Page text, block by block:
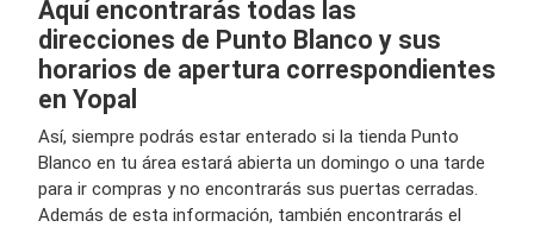
Aquí encontrarás todas las
direcciones de Punto Blanco y sus
horarios de apertura correspondientes
en Yopal
Así, siempre podrás estar enterado si la tienda Punto
Blanco en tu área estará abierta un domingo o una tarde
para ir compras y no encontrarás sus puertas cerradas.
Además de esta información, también encontrarás el